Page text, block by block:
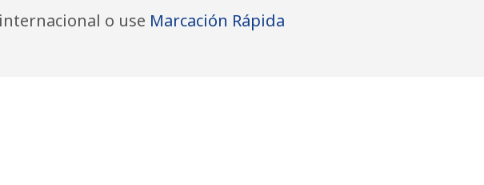
o use Marcación Rápida